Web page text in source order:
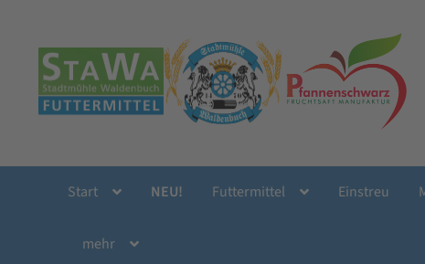
Navigation
springen
Inhalt
springen
Start NEU! Futtermittel Einstreu
mehr